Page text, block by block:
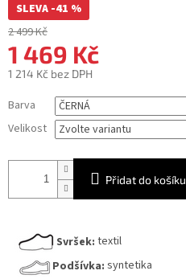
SLEVA -41 %
2 499 Kč
1 469 Kč
1 214 Kč bez DPH
cena:
Barva
Velikost
Přidat do košíku
Svršek: textil
Podšívka: syntetika